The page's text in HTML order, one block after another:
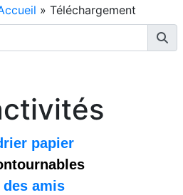
» Téléchargement
papier
des amis